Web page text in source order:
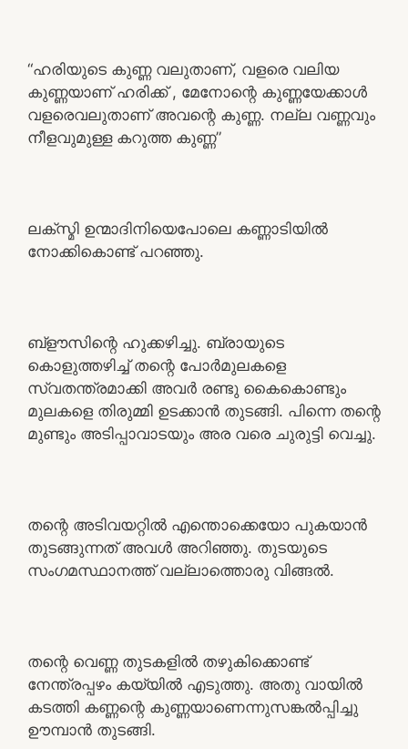
“ഹരിയുടെ കുണ്ണ വലുതാണ്, വളരെ വലിയ
കുണ്ണയാണ് ഹരിക്ക് , മേനോന്റെ കുണ്ണയേക്കാൾ
വളരെവലുതാണ് അവന്റെ കുണ്ണ. നല്ല വണ്ണവും
നീളവുമുള്ള കറുത്ത കുണ്ണ”
ലക്സ്മി ഉന്മാദിനിയെപോലെ കണ്ണാടിയിൽ
നോക്കികൊണ്ട് പറഞ്ഞു.
ബ്ളൗസിന്റെ ഹുക്കഴിച്ചു. ബ്രായുടെ
കൊളുത്തഴിച്ച് തന്റെ പോർമുലകളെ
സ്വതന്ത്രമാക്കി അവർ രണ്ടു കൈകൊണ്ടും
മുലകളെ തിരുമ്മി ഉടക്കാൻ തുടങ്ങി. പിന്നെ തന്റെ
മുണ്ടും അടിപ്പാവാടയും അര വരെ ചുരുട്ടി വെച്ചു.
തന്റെ അടിവയറ്റിൽ എന്തൊക്കെയോ പുകയാൻ
തുടങ്ങുന്നത് അവൾ അറിഞ്ഞു. തുടയുടെ
സംഗമസ്ഥാനത്ത്‌ വല്ലാത്തൊരു വിങ്ങൽ.
തന്റെ വെണ്ണ തുടകളിൽ തഴുകിക്കൊണ്ട്
നേന്ത്രപ്പഴം കയ്യിൽ എടുത്തു. അതു വായിൽ
കടത്തി കണ്ണന്റെ കുണ്ണയാണെന്നുസങ്കൽപ്പിച്ചു
ഊമ്പാൻ തുടങ്ങി.